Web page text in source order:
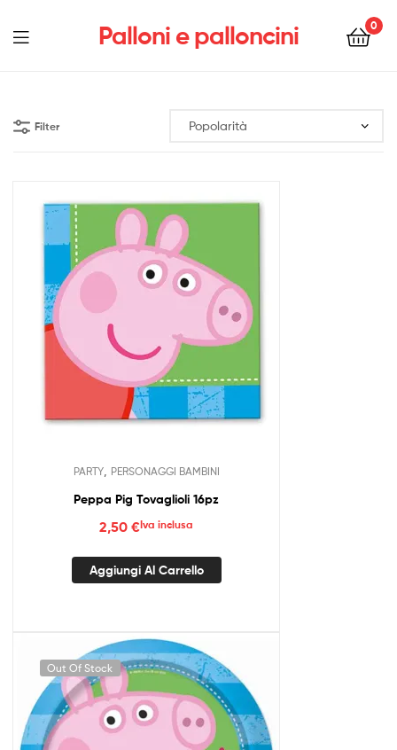
Palloni e palloncini 0
Menu
Filter
PARTY, PERSONAGGI BAMBINI
Peppa Pig Tovaglioli 16pz
2,50 €Iva inclusa
Aggiungi Al Carrello
Out Of Stock